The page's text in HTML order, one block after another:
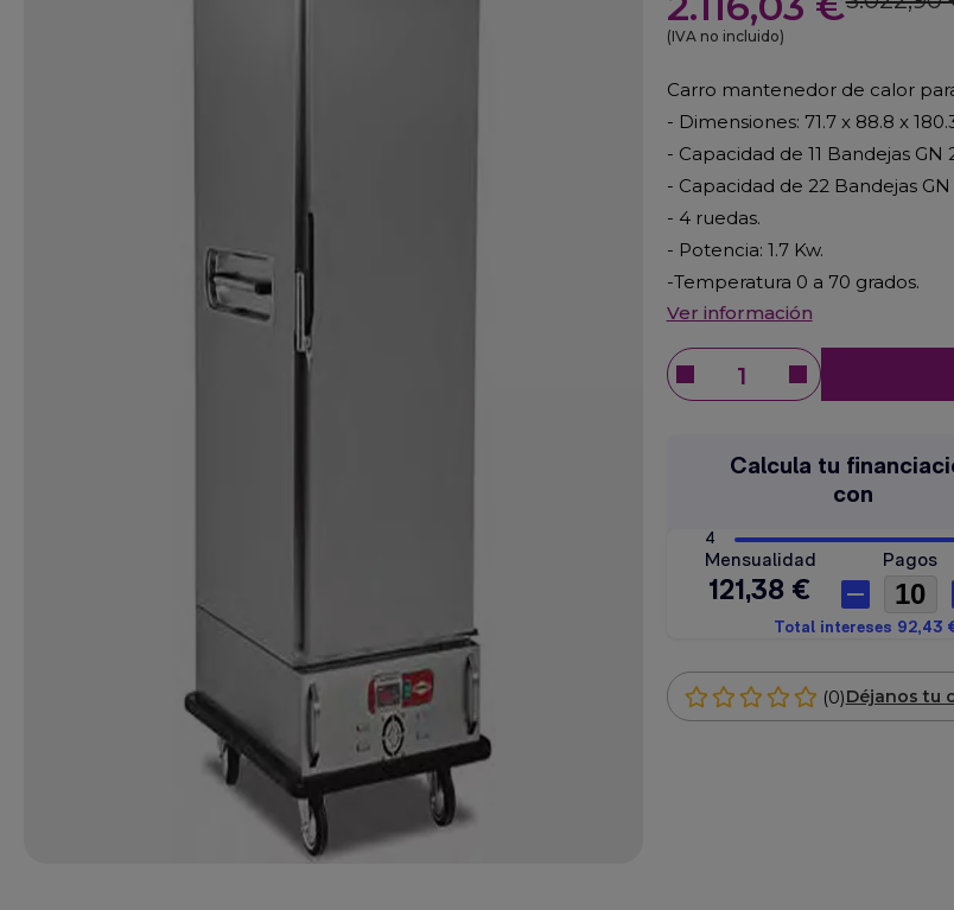
(IVA no incluido)
Carro mantenedor de calor
- Dimensiones: 71.7 x 88.8 x
- Capacidad de 11 Bandejas GN
- Capacidad de 22 Bandejas GN
- 4 ruedas.
- Potencia: 1.7 Kw.
-Temperatura 0 a 70 grados.
Ver información
(0)Déjanos tu